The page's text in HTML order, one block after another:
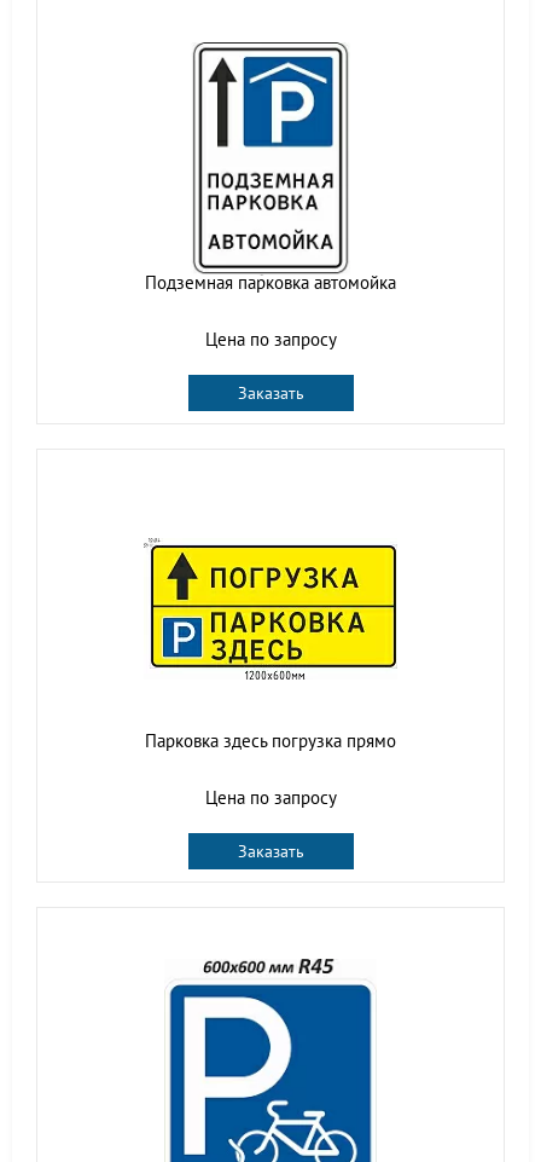
Подземная парковка автомойка
Цена по запросу
Заказать
Парковка здесь погрузка прямо
Цена по запросу
Заказать